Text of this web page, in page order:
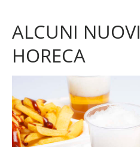
ALCUNI
HORECA